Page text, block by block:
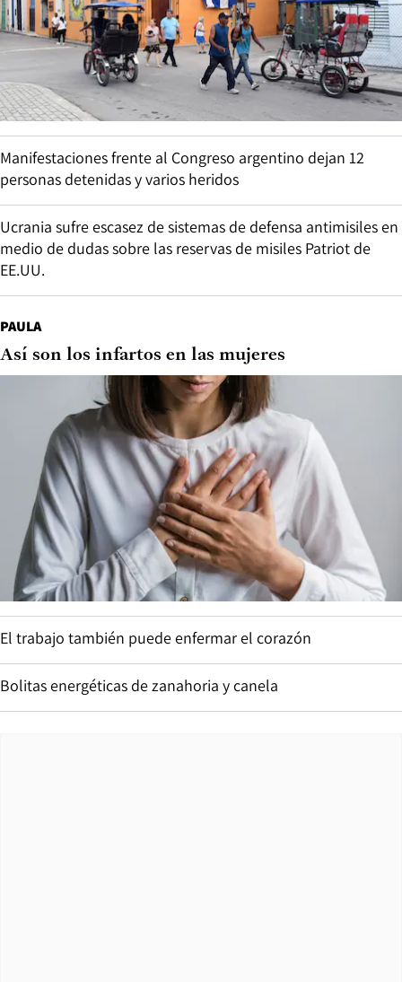
Manifestaciones frente al Congreso argentino dejan 12
personas detenidas y varios heridos
Ucrania sufre escasez de sistemas de defensa antimisiles en
medio de dudas sobre las reservas de misiles Patriot de
EE.UU.
PAULA
Así son los infartos en las mujeres
El trabajo también puede enfermar el corazón
Bolitas energéticas de zanahoria y canela